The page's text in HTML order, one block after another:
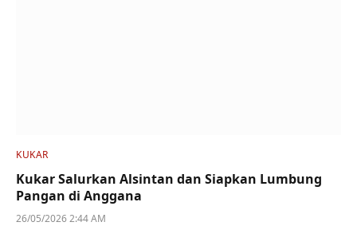
KUKAR
Kukar Salurkan Alsintan dan Siapkan Lumbung
Pangan di Anggana
26/05/2026 2:44 AM